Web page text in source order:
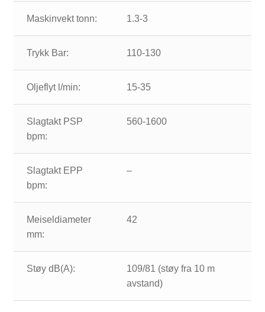
Maskinvekt tonn: 1.3-3
Trykk Bar: 110-130
Oljeflyt l/min: 15-35
Slagtakt PSP
bpm:
560-1600
Slagtakt EPP
bpm:
–
Meiseldiameter
mm:
42
Støy dB(A):
109/81 (støy fra 10 m
avstand)